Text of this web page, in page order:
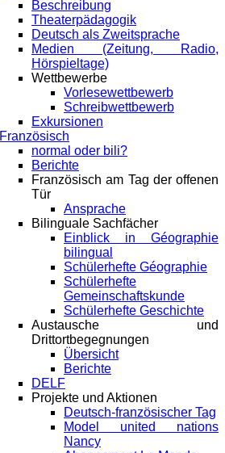
Beschreibung
Theaterpädagogik
Deutsch als Zweitsprache
Medien (Zeitung, Radio,
Hörspieltage)
Wettbewerbe
Vorlesewettbewerb
Schreibwettbewerb
Exkursionen
Französisch
normal oder bili?
Berichte
Französisch am Tag der offenen
Tür
Ansprache
Bilinguale Sachfächer
Einblick in Géographie
bilingual
Schülerhefte Géographie
Schülerhefte
Gemeinschaftskunde
Schülerhefte Geschichte
Austausche und
Drittortbegegnungen
Übersicht
Berichte
DELF
Projekte und Aktionen
Deutsch-französischer Tag
Model united nations
Nancy